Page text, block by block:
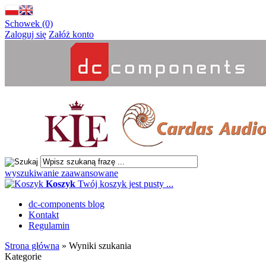
Schowek (0)
Zaloguj się Załóż konto
wyszukiwanie zaawansowane
Koszyk Twój koszyk jest pusty ...
dc-components blog
Kontakt
Regulamin
Strona główna » Wyniki szukania
Kategorie